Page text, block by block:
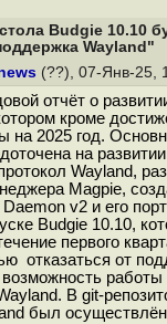
Budgie 10.10
Wayland"
(??), 07-Янв-25,
отчёт о
кроме
на 2025 год.
на
Wayland,
Magpie,
v2 и его
Budgie 10.10,
первого
отказаться от
возможность
В git-
был